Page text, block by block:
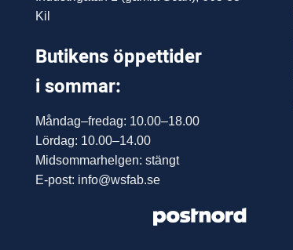
Kil
Butikens öppettider
i sommar:
Måndag–fredag: 10.00–18.00
Lördag: 10.00–14.00
Midsommarhelgen: stängt
E-post: info@wsfab.se